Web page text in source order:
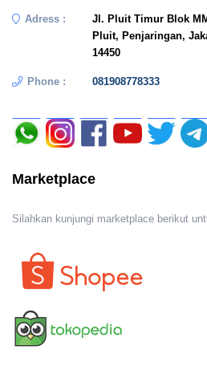
Adress :
Jl. Pluit Timur Blok
Pluit, Penjaringan,
14450
Phone : 081908778333
Marketplace
Silahkan kunjungi marketplace berikut